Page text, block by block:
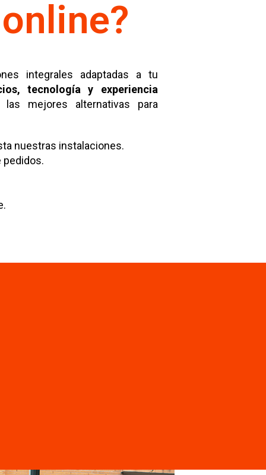
integrales adaptadas a tu
tecnología y experiencia
mejores alternativas para
nuestras instalaciones.
pedidos.